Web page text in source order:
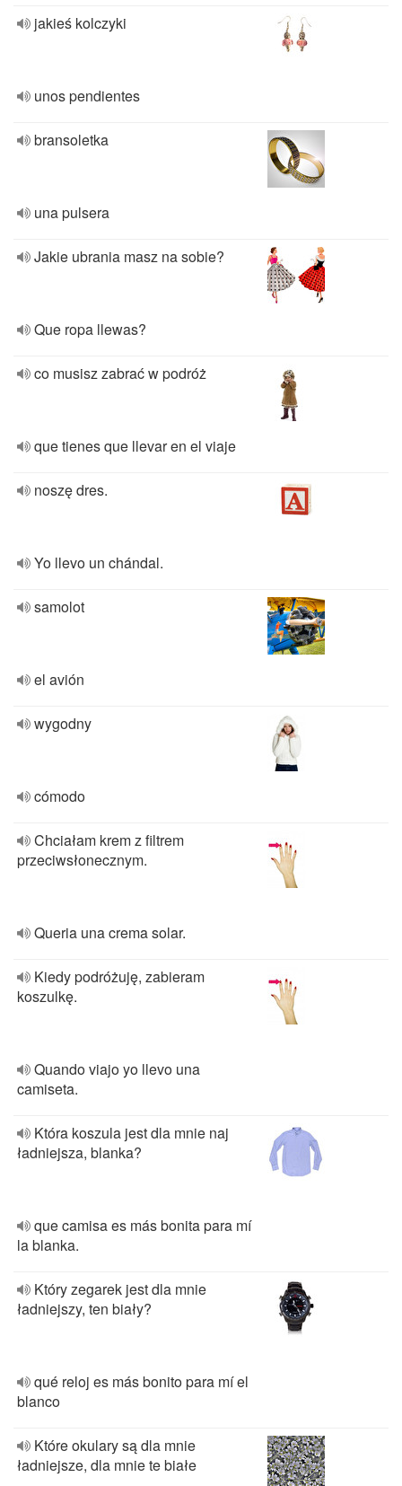
jakieś kolczyki
unos pendientes
bransoletka
una pulsera
Jakie ubrania masz na sobie?
Que ropa llewas?
co musisz zabrać w podróż
que tienes que llevar en el viaje
noszę dres.
Yo llevo un chándal.
samolot
el avión
wygodny
cómodo
Chciałam krem z filtrem
przeciwsłonecznym.
Queria una crema solar.
Kiedy podróżuję, zabieram
koszulkę.
Quando viajo yo llevo una
camiseta.
Która koszula jest dla mnie naj
ładniejsza, blanka?
que camisa es más bonita para mí
la blanka.
Który zegarek jest dla mnie
ładniejszy, ten biały?
qué reloj es más bonito para mí el
blanco
Które okulary są dla mnie
ładniejsze, dla mnie te białe